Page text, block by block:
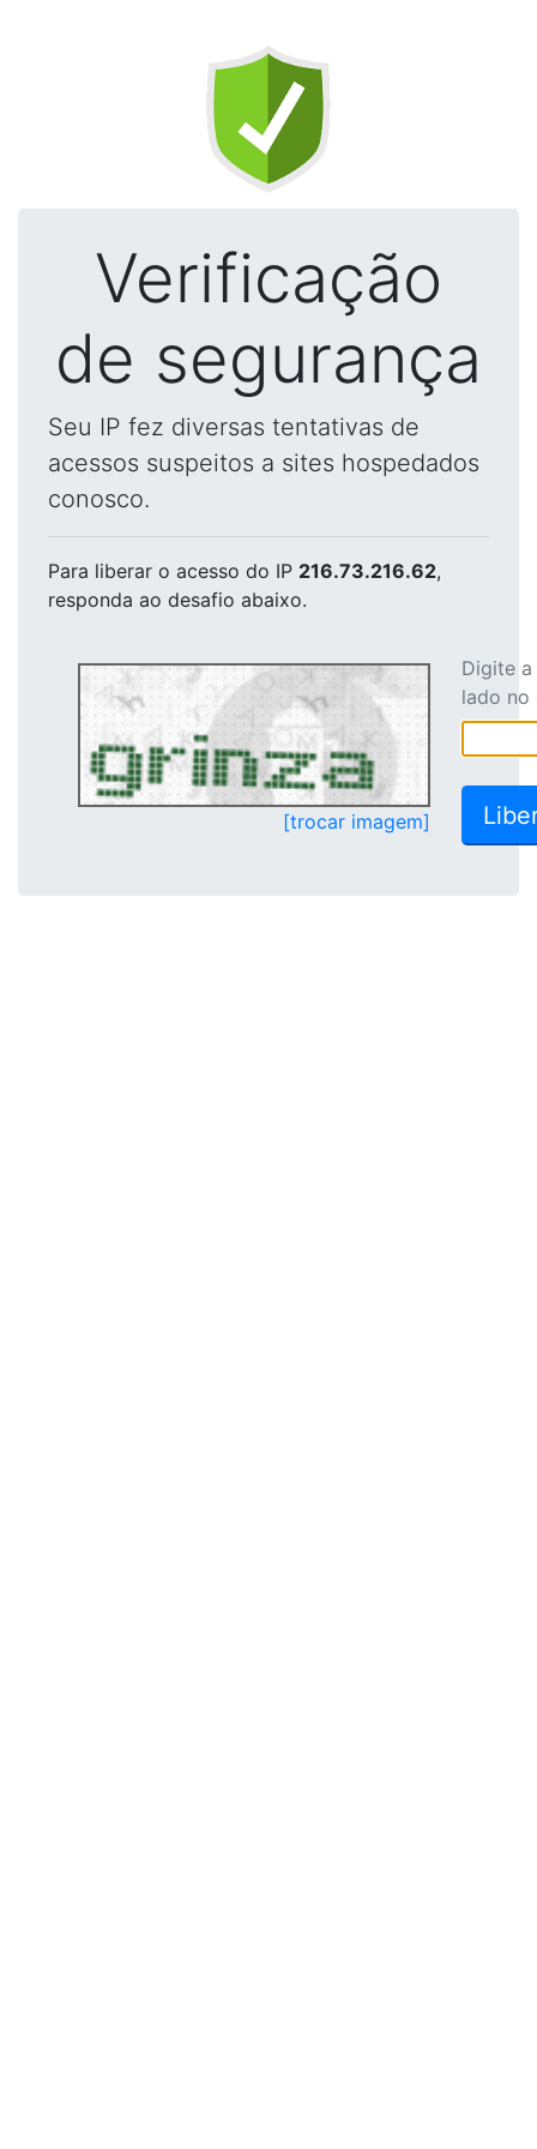
Verificação
de segurança
Seu IP fez diversas tentativas de
acessos suspeitos a sites hospedados
conosco.
Para liberar o acesso do IP 216.73.216.62,
responda ao desafio abaixo.
[trocar imagem]
Digite
lado no